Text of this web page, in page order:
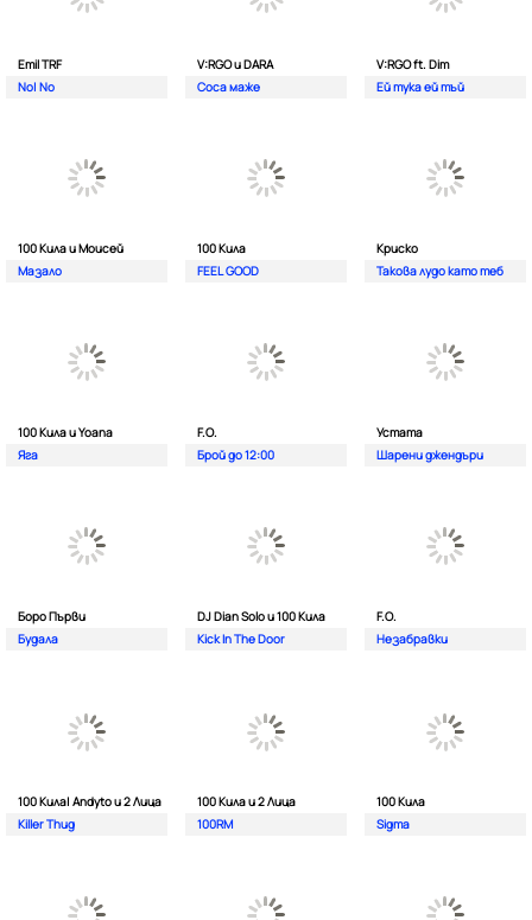
Emil TRF
No| No
V:RGO и DARA
Соса маже
V:RGO ft. Dim
Ей тука ей тъй
100 Кила и Моисей
Мазало
100 Кила
FEEL GOOD
Криско
Такова лудо като теб
100 Кила и Yoana
Яга
F.O.
Брой до 12:00
Устата
Шарени джендъри
Боро Първи
Будала
DJ Dian Solo и 100 Кила
Kick In The Door
F.O.
Незабравки
100 Кила| Andyto и 2 Лица
Killer Thug
100 Кила и 2 Лица
100RM
100 Кила
Sigma